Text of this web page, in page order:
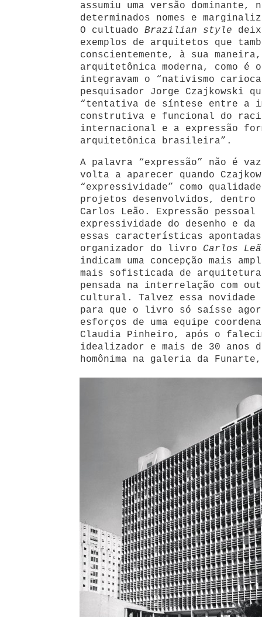
assumiu uma versão dominante,
determinados nomes e
O cultuado Brazilian style
exemplos de arquitetos que
conscientemente, à sua
arquitetônica moderna, como é
integravam o “nativismo
pesquisador Jorge Czajkowski
“tentativa de síntese entre a
construtiva e funcional do
internacional e a expressão
arquitetônica brasileira”.
A palavra “expressão” não é
volta a aparecer quando
“expressividade” como
projetos desenvolvidos,
Carlos Leão. Expressão
expressividade do desenho e
essas características
organizador do livro Carlos
indicam uma concepção mais
mais sofisticada de
pensada na interrelação com
cultural. Talvez essa novidade
para que o livro só saísse
esforços de uma equipe
Claudia Pinheiro, após o
idealizador e mais de 30 anos
homônima na galeria da